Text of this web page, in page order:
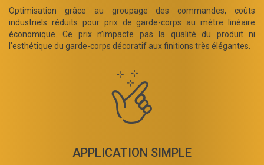
Optimisation grâce au groupage des commandes, coûts
industriels réduits pour prix de garde-corps au mètre linéaire
économique. Ce prix n’impacte pas la qualité du produit ni
l’esthétique du garde-corps décoratif aux finitions très élégantes.
APPLICATION SIMPLE